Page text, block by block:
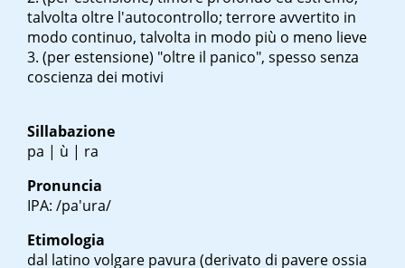
talvolta oltre l'autocontrollo; terrore avvertito in
modo continuo, talvolta in modo più o meno lieve
(per estensione) "oltre il panico", spesso senza
coscienza dei motivi
Sillabazione
pa | ù | ra
Pronuncia
IPA: /pa'ura/
Etimologia
dal latino volgare pavura (derivato di pavere ossia